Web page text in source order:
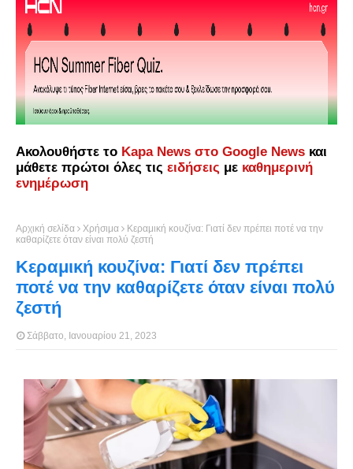
Ακολουθήστε το Kapa News στο Google News και
μάθετε πρώτοι όλες τις ειδήσεις με καθημερινή
ενημέρωση
Αρχική σελίδα Χρήσιμα
Κεραμική κουζίνα: Γιατί δεν πρέπει ποτέ να την
καθαρίζετε όταν είναι πολύ ζεστή
Κεραμική κουζίνα: Γιατί δεν πρέπει
ποτέ να την καθαρίζετε όταν είναι πολύ
ζεστή
Σάββατο, Ιανουαρίου 21, 2023